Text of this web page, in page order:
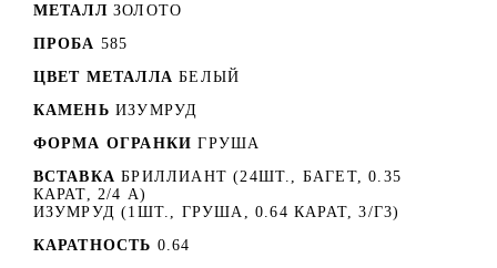
МЕТАЛЛ ЗОЛОТО
ПРОБА 585
ЦВЕТ МЕТАЛЛА БЕЛЫЙ
КАМЕНЬ ИЗУМРУД
ФОРМА ОГРАНКИ ГРУША
ВСТАВКА БРИЛЛИАНТ (24ШТ., БАГЕТ, 0.35
КАРАТ, 2/4 А)
ИЗУМРУД (1ШТ., ГРУША, 0.64 КАРАТ, 3/Г3)
КАРАТНОСТЬ 0.64